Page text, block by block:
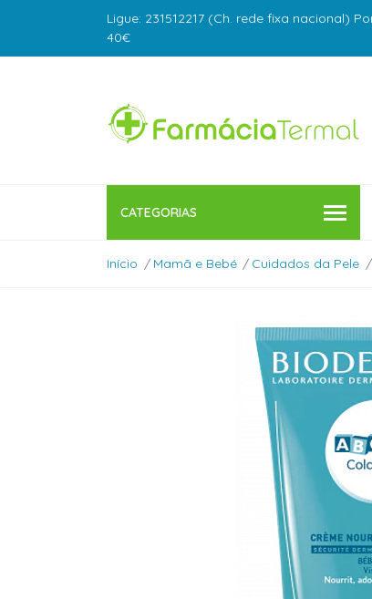
Ligue: 231512217 (Ch. rede fixa nacional)
40€
CATEGORIAS
Início Mamã e Bebé Cuidados da Pele